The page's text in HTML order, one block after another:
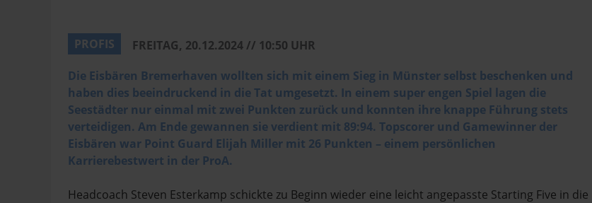
PROFIS
FREITAG, 20.12.2024 // 10:50 UHR
Die Eisbären Bremerhaven wollten sich mit einem Sieg in Münster selbst beschenken und
haben dies beeindruckend in die Tat umgesetzt. In einem super engen Spiel lagen die
Seestädter nur einmal mit zwei Punkten zurück und konnten ihre knappe Führung stets
verteidigen. Am Ende gewannen sie verdient mit 89:94. Topscorer und Gamewinner der
Eisbären war Point Guard Elijah Miller mit 26 Punkten – einem persönlichen
Karrierebestwert in der ProA.
Headcoach Steven Esterkamp schickte zu Beginn wieder eine leicht angepasste Starting Five in die